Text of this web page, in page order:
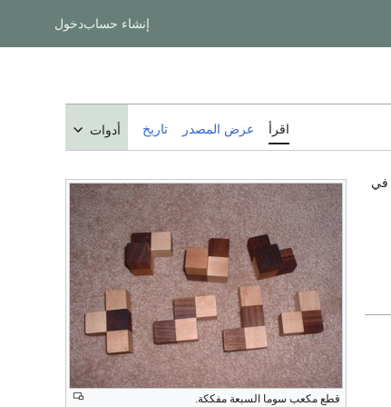
إنشاء حسابدخول
اقرأ عرض المصدر تاريخ أدوات
قطع مكعب سوما السبعة مفككة.